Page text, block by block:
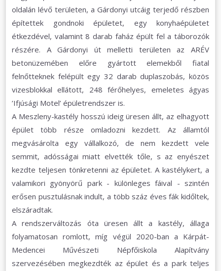
oldalán lévő területen, a Gárdonyi utcáig terjedő részben
építettek gondnoki épületet, egy konyhaépületet
étkezdével, valamint 8 darab faház épült fel a táborozók
részére. A Gárdonyi út melletti területen az ARÉV
betonüzemében előre gyártott elemekből fiatal
felnőtteknek felépült egy 32 darab duplaszobás, közös
vizesblokkal ellátott, 248 férőhelyes, emeletes ágyas
’Ifjúsági Motel’ épületrendszer is.
A Meszleny-kastély hosszú ideig üresen állt, az elhagyott
épület több része omladozni kezdett. Az államtól
megvásárolta egy vállalkozó, de nem kezdett vele
semmit, adósságai miatt elvették tőle, s az enyészet
kezdte teljesen tönkretenni az épületet. A kastélykert, a
valamikori gyönyörű park - különleges fáival - szintén
erősen pusztulásnak indult, a több száz éves fák kidőltek,
elszáradtak.
A rendszerváltozás óta üresen állt a kastély, állaga
folyamatosan romlott, míg végül 2020-ban a Kárpát-
Medencei Művészeti Népfőiskola Alapítvány
szervezésében megkezdték az épület és a park teljes